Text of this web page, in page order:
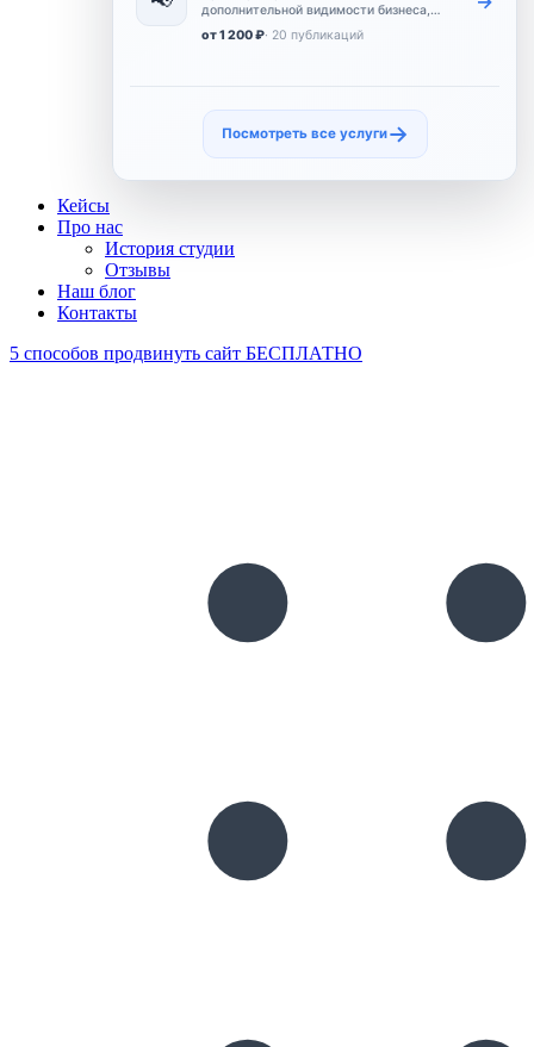
дополнительной видимости бизнеса,
расширения охвата и усиления
коммерческого присутствия.
от 1 200 ₽· 20 публикаций
Посмотреть все услуги→
Кейсы
Про нас
История студии
Отзывы
Наш блог
Контакты
5 способов продвинуть сайт БЕСПЛАТНО